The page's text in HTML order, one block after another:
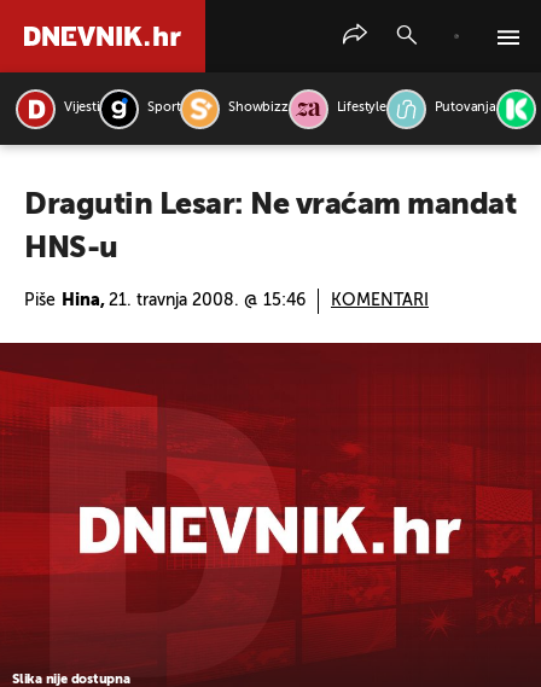
Vijesti Sport Showbizz Lifestyle Putovanja
Dragutin Lesar: Ne vraćam mandat
HNS-u
Piše Hina, 21. travnja 2008. @ 15:46 KOMENTARI
Slika nije dostupna
PRETRAŽITE VIJESTI